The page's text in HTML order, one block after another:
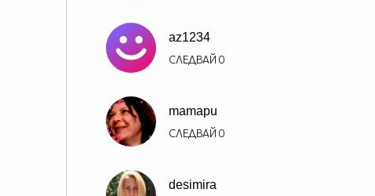
az1234
СЛЕДВАЙ 0
mamapu
СЛЕДВАЙ 0
desimira